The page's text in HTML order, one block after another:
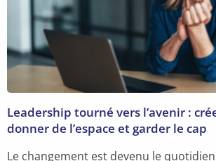
Leadership tourné vers l’avenir :
donner de l’espace et garder le cap
Le changement est devenu le